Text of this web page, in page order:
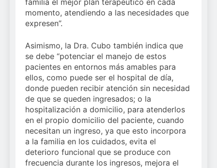
familia el mejor plan terapéutico en cada
momento, atendiendo a las necesidades que
expresen”.
Asimismo, la Dra. Cubo también indica que
se debe “potenciar el manejo de estos
pacientes en entornos más amables para
ellos, como puede ser el hospital de día,
donde pueden recibir atención sin necesidad
de que se queden ingresados; o la
hospitalización a domicilio, para atenderlos
en el propio domicilio del paciente, cuando
necesitan un ingreso, ya que esto incorpora
a la familia en los cuidados, evita el
deterioro funcional que se produce con
frecuencia durante los ingresos, mejora el